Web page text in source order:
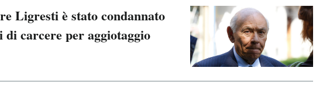
Ligresti è stato condannato
carcere per aggiotaggio